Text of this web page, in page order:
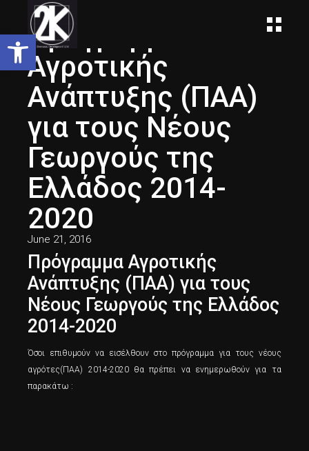
Open toolbar
Πρόγραμμα
Αγροτικής
Ανάπτυξης (ΠΑΑ)
για τους Νέους
Γεωργούς της
Ελλάδος 2014-
2020
June 21, 2016
Πρόγραμμα Αγροτικής
Ανάπτυξης (ΠΑΑ) για τους
Νέους Γεωργούς της Ελλάδος
2014-2020
Όσοι επιθυμούν να εισέλθουν στο πρόγραμμα για τους νέους
αγρότες(ΠΑΑ) 2014-2020 θα πρέπει να ενημερωθούν για τα
παρακάτω :